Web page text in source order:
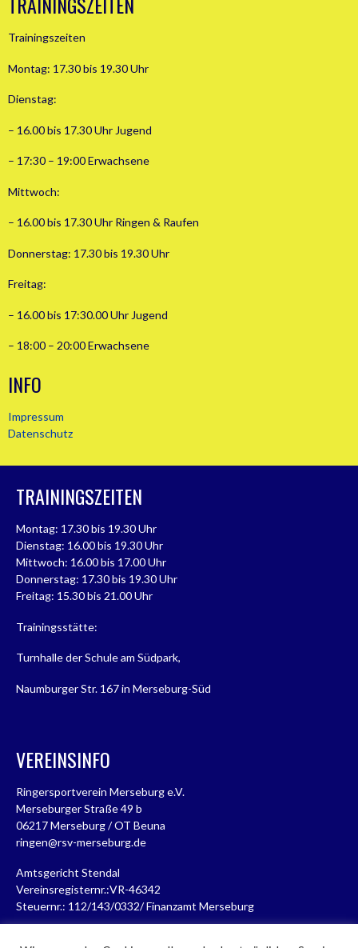
Trainingszeiten
Montag: 17.30 bis 19.30 Uhr
Dienstag:
– 16.00 bis 17.30 Uhr Jugend
– 17:30 – 19:00 Erwachsene
Mittwoch:
– 16.00 bis 17.30 Uhr Ringen & Raufen
Donnerstag: 17.30 bis 19.30 Uhr
Freitag:
– 16.00 bis 17:30.00 Uhr Jugend
– 18:00 – 20:00 Erwachsene
INFO
Impressum
Datenschutz
TRAININGSZEITEN
Montag: 17.30 bis 19.30 Uhr
Dienstag: 16.00 bis 19.30 Uhr
Mittwoch: 16.00 bis 17.00 Uhr
Donnerstag: 17.30 bis 19.30 Uhr
Freitag: 15.30 bis 21.00 Uhr
Trainingsstätte:
Turnhalle der Schule am Südpark,
Naumburger Str. 167 in Merseburg-Süd
VEREINSINFO
Ringersportverein Merseburg e.V.
Merseburger Straße 49 b
06217 Merseburg / OT Beuna
ringen@rsv-merseburg.de
Amtsgericht Stendal
Vereinsregisternr.:VR-46342
Steuernr.: 112/143/0332/ Finanzamt Merseburg